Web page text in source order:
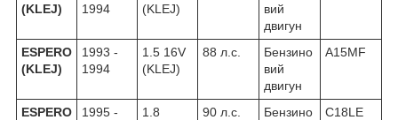
(KLEJ)
1994
(KLEJ)
вий
двигун
ESPERO
(KLEJ)
1993 -
1994
1.5 16V
(KLEJ)
88 л.с.
Бензино
вий
двигун
A15MF
ESPERO
1995 -
1.8
90 л.с.
Бензино
C18LE